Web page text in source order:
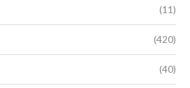
(11)
(420)
(40)